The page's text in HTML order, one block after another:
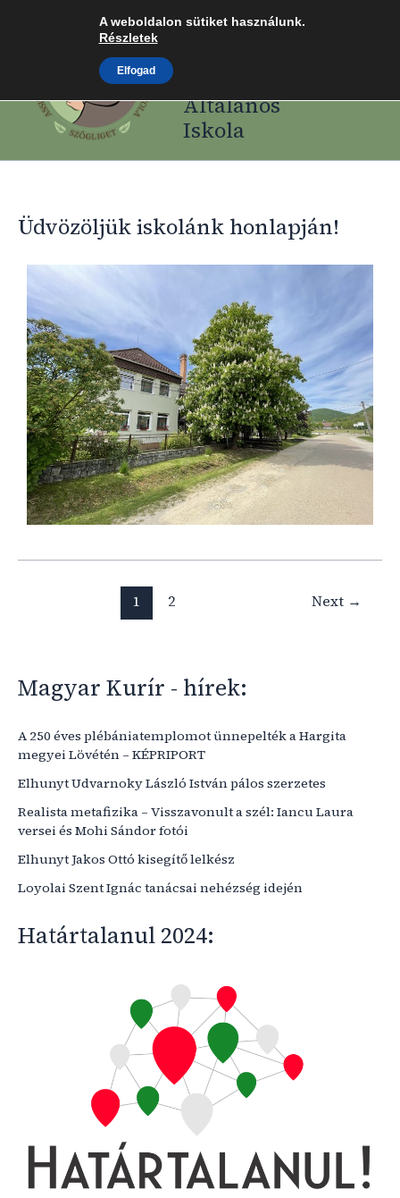
Assisi Szent
Általános
Iskola
Üdvözöljük iskolánk honlapján!
1 2 Next →
Magyar Kurír - hírek:
A 250 éves plébániatemplomot ünnepelték a Hargita
megyei Lövétén – KÉPRIPORT
Elhunyt Udvarnoky László István pálos szerzetes
Realista metafizika – Visszavonult a szél: Iancu Laura
versei és Mohi Sándor fotói
Elhunyt Jakos Ottó kisegítő lelkész
Loyolai Szent Ignác tanácsai nehézség idején
Határtalanul 2024:
A weboldalon sütiket használunk.
Részletek
Elfogad